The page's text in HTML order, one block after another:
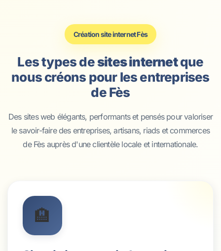
Création site internet Fès
Les types desites internetque
nous créons pour les entreprises
de Fès
Des sites web élégants, performants et pensés pour valoriser
le savoir-faire des entreprises, artisans, riads et commerces
de Fès auprès d'une clientèle locale et internationale.
🏨